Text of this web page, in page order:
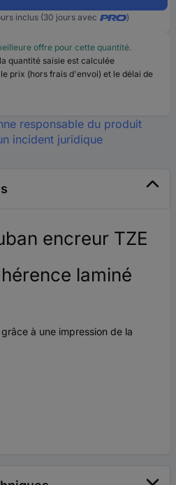
inclus (30 jours avec )
offre pour cette quantité.
quantité saisie est calculée
prix (hors frais d'envoi) et le délai de
responsable du produit
incident juridique
encreur TZE
laminé
à une impression de la